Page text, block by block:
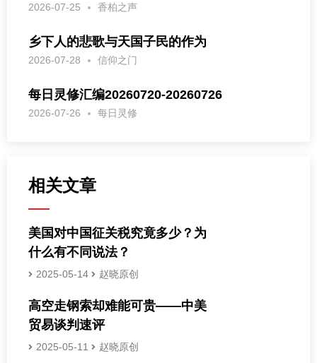
2026-07-25 香柏之声
乡下人的悲歌与天国子民的作为
2026-07-28 信仰之门
每日灵修汇编20260720-20260726
2026-07-26 每日灵修
相关文章
美国对中国征关税究竟多少？为
什么有不同说法？
2025-05-14 赵晓原创
高空走钢索却难能可贵——中美
贸易谈判速评
2025-05-11 赵晓原创